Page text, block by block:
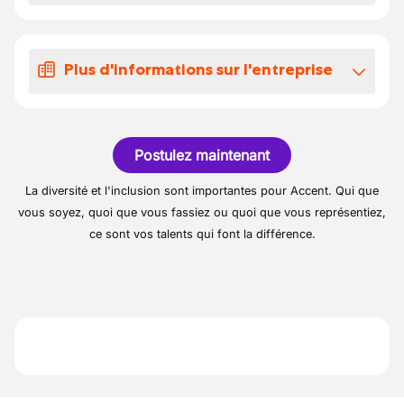
4: Faire le plan carré : pose d'ardoises ou de
Un chantier dure généralement 2 - 3 mois
car il y a beaucoup de contraintes
techniques
Plus d'informations sur l'entreprise
toitures complexes principalement en
Les chantiers sont des domaines, granges,
châteaux, églises situés à 45min d'Eghezée.
Postulez maintenant
La diversité et l'inclusion sont importantes pour Accent. Qui que
vous soyez, quoi que vous fassiez ou quoi que vous représentiez,
ce sont vos talents qui font la différence.